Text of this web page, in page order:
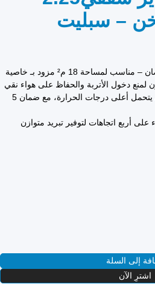
– سبليت
تكييف يونيون إير سقفي 2.25 حصان – مناسب لمساحة 18 م² مزود بـ خاصية
لمنع دخول الأتربة والحفاظ على هواء نقي
وصحي.يأتي بكباس تروبيكال قوي يتحمل أعلى درجات الحرارة، مع ضمان 5
أربع اتجاهات لتوفير تبريد متوازن
إلى السلة
اشترِ الآن